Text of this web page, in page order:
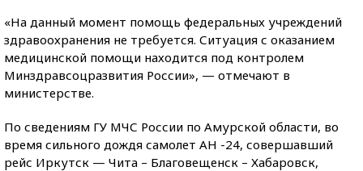
«На данный момент помощь федеральных учреждений
здравоохранения не требуется. Ситуация с оказанием
медицинской помощи находится под контролем
Минздравсоцразвития России», — отмечают в
министерстве.
По сведениям ГУ МЧС России по Амурской области, во
время сильного дождя самолет АН -24, совершавший
рейс Иркутск — Чита – Благовещенск – Хабаровск,